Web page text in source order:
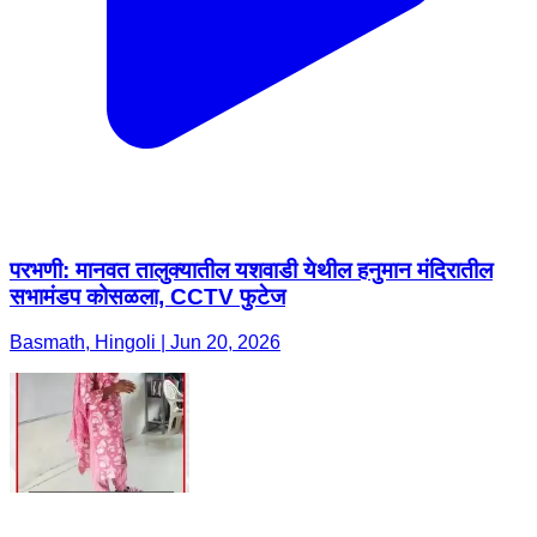
परभणी: मानवत तालुक्यातील यशवाडी येथील हनुमान मंदिरातील
सभामंडप कोसळला, CCTV फुटेज
Basmath, Hingoli | Jun 20, 2026